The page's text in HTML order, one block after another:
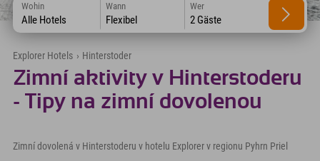
Wohin
Alle Hotels
Wann
Flexibel
Wer
2 Gäste
Explorer Hotels › Hinterstoder
Zimní aktivity v Hinterstoderu
- Tipy na zimní dovolenou
Zimní dovolená v Hinterstoderu v hotelu Explorer v regionu Pyhrn Priel